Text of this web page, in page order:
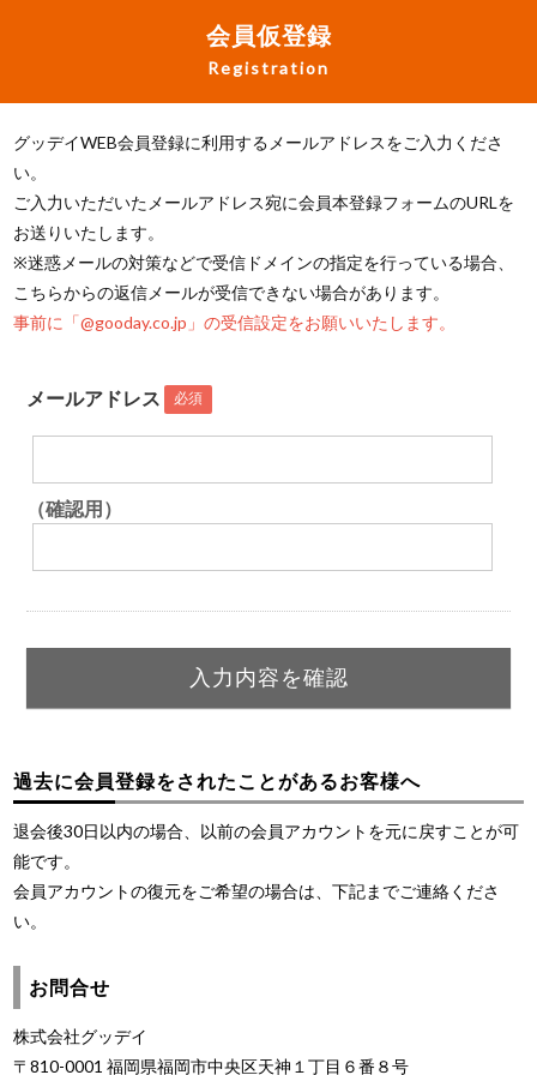
会員仮登録
Registration
グッデイWEB会員登録に利用するメールアドレスをご入力くださ
い。
ご入力いただいたメールアドレス宛に会員本登録フォームのURLを
お送りいたします。
※迷惑メールの対策などで受信ドメインの指定を行っている場合、
こちらからの返信メールが受信できない場合があります。
事前に「@gooday.co.jp」の受信設定をお願いいたします。
メールアドレス 必須
（確認用）
過去に会員登録をされたことがあるお客様へ
退会後30日以内の場合、以前の会員アカウントを元に戻すことが可
能です。
会員アカウントの復元をご希望の場合は、下記までご連絡くださ
い。
お問合せ
株式会社グッデイ
〒810-0001 福岡県福岡市中央区天神１丁目６番８号